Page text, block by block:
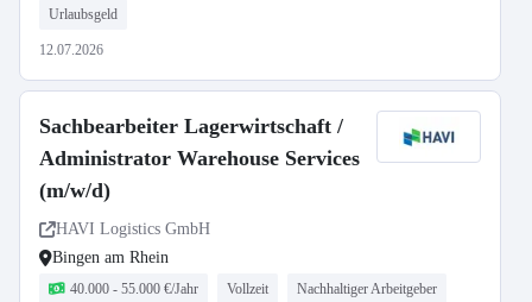
Urlaubsgeld
12.07.2026
Sachbearbeiter Lagerwirtschaft /
Administrator Warehouse Services
(m/w/d)
HAVI Logistics GmbH
Bingen am Rhein
40.000 - 55.000 €/Jahr Vollzeit Nachhaltiger Arbeitgeber